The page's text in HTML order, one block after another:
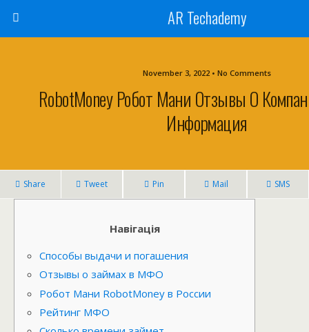
AR Techademy
November 3, 2022 • No Comments
RobotMoney Робот Мани Отзывы О
Информация
Share Tweet Pin Mail SMS
Навігація
Способы выдачи и погашения
Отзывы о займах в МФО
Робот Мани RobotMoney в России
Рейтинг МФО